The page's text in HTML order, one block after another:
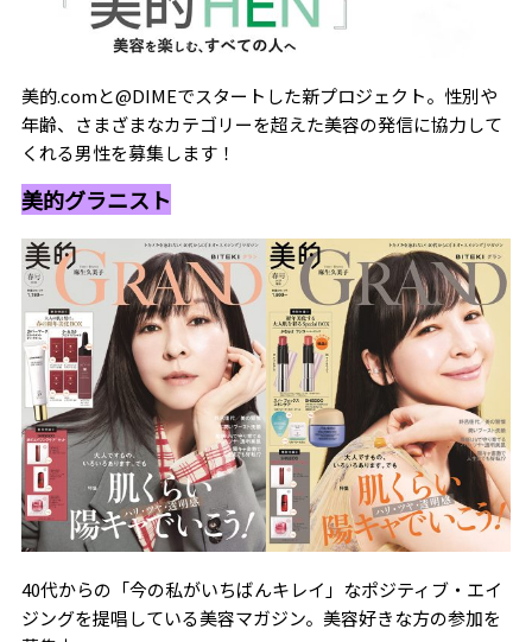
美的.comと@DIMEでスタートした新プロジェクト。性別や
年齢、さまざまなカテゴリーを超えた美容の発信に協力して
くれる男性を募集します！
美的グラニスト
40代からの「今の私がいちばんキレイ」なポジティブ・エイ
ジングを提唱している美容マガジン。美容好きな方の参加を